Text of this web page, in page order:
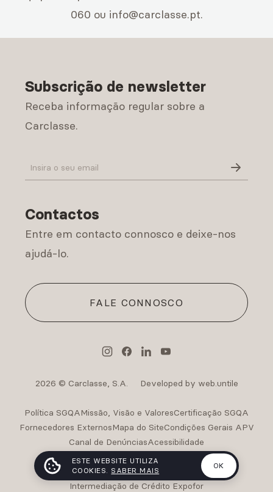
060 ou info@carclasse.pt.
Subscrição de newsletter
Receba informação regular sobre a
Carclasse.
Contactos
Entre em contacto connosco e deixe-nos
ajudá-lo.
FALE CONNOSCO
2026 © Carclasse, S.A. Developed by web.untile
Política SGQAMissão, Visão e ValoresCertificação SGQA
Fornecedores ExternosMapa do SiteCondições Gerais APV
Canal de DenúnciasAcessibilidade
Intermediação de Crédito Carclasse
Intermediação de Crédito Carclasse II
Intermediação de Crédito Expofor
ESTE WEBSITE UTILIZA
COOKIES. SABER MAIS
OK